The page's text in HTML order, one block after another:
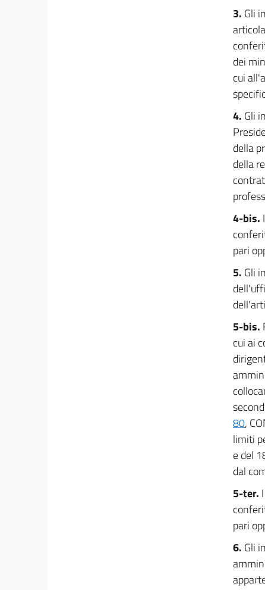
3. Gli
dei
cui
4. Gli
della
della
4-bis.
pari
5. Gli
5-bis.
cui ai
80,
limiti
e del
dal
5-ter.
pari
6. Gli